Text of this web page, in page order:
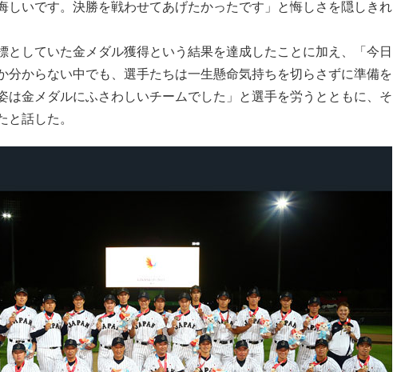
しいです。決勝を戦わせてあげたかったです」と悔しさを隠しきれ
していた金メダル獲得という結果を達成したことに加え、「今日
分からない中でも、選手たちは一生懸命気持ちを切らさずに準備を
は金メダルにふさわしいチームでした」と選手を労うとともに、そ
と話した。